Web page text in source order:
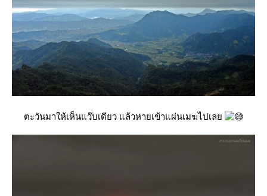
ตะวันมาให้เห็นแว๊บเดียว แล้วหายเข้าแผ่นเมฆไปเล